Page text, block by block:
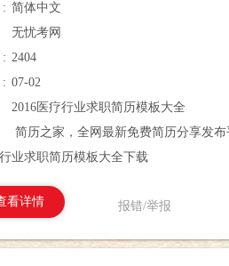
: 简体中文
无忧考网
: 2404
: 07-02
2016医疗行业求职简历模板大全
简历之家，全网最新免费简历分享发布
业求职简历模板大全下载
看详情 报错/举报